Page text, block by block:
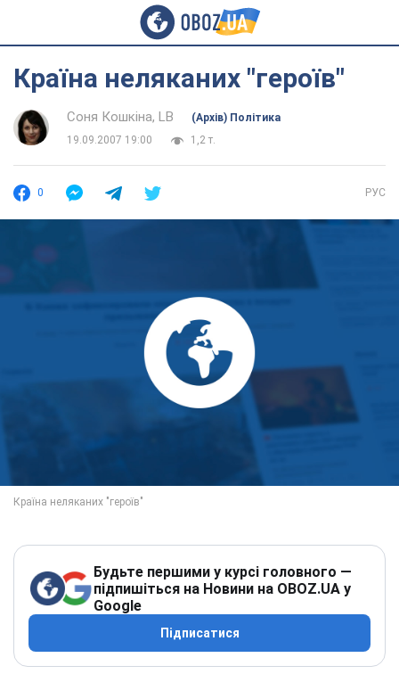
Країна неляканих "героїв"
Соня Кошкіна, LB
(Архів) Політика
19.09.2007 19:00
1,2 т.
0 РУС
Будьте першими у курсі головного —
підпишіться на Новини на OBOZ.UA у
Google
Підписатися